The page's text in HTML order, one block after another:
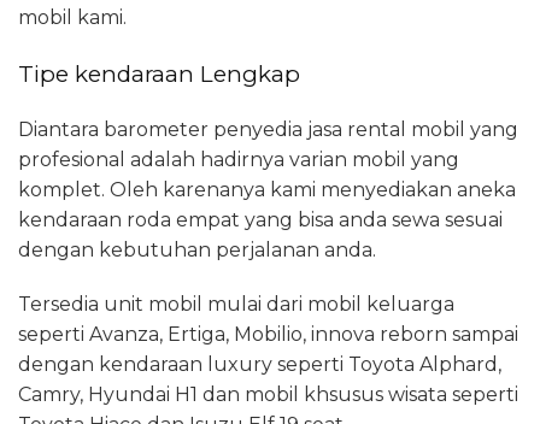
mobil kami.
Tipe kendaraan Lengkap
Diantara barometer penyedia jasa rental mobil yang
profesional adalah hadirnya varian mobil yang
komplet. Oleh karenanya kami menyediakan aneka
kendaraan roda empat yang bisa anda sewa sesuai
dengan kebutuhan perjalanan anda.
Tersedia unit mobil mulai dari mobil keluarga
seperti Avanza, Ertiga, Mobilio, innova reborn sampai
dengan kendaraan luxury seperti Toyota Alphard,
Camry, Hyundai H1 dan mobil khsusus wisata seperti